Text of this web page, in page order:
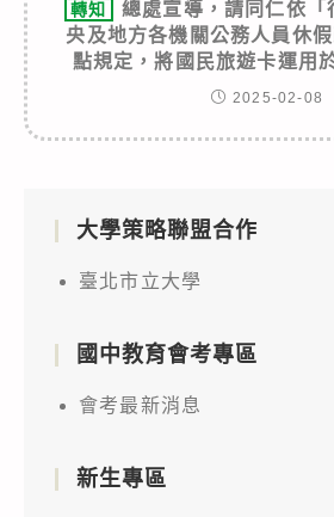
轉知
總處宣導，請同仁依「
央及地方各機關公務人員休
點規定，將國民旅遊卡運用
2025-02-08
大學策略聯盟合作
臺北市立大學
國中教育會考專區
會考最新消息
新生專區